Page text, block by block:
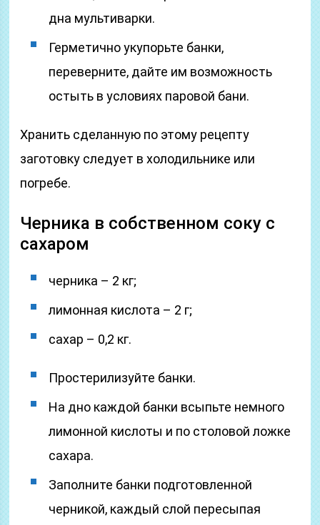
дна мультиварки.
Герметично укупорьте банки,
переверните, дайте им возможность
остыть в условиях паровой бани.
Хранить сделанную по этому рецепту
заготовку следует в холодильнике или
погребе.
Черника в собственном соку с
сахаром
черника – 2 кг;
лимонная кислота – 2 г;
сахар – 0,2 кг.
Простерилизуйте банки.
На дно каждой банки всыпьте немного
лимонной кислоты и по столовой ложке
сахара.
Заполните банки подготовленной
черникой, каждый слой пересыпая